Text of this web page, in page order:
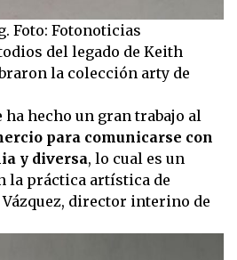
Foto: Fotonoticias
del legado de Keith
la colección arty de
ha hecho un gran trabajo al
para comunicarse con
y diversa, lo cual es un
la práctica artística de
director interino de